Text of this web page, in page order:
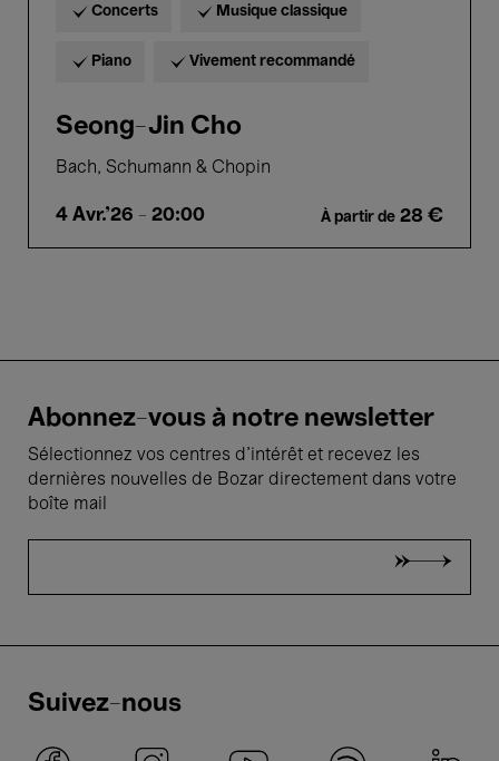
Concerts Musique classique
Piano Vivement recommandé
Seong-Jin Cho
Bach, Schumann & Chopin
4 Avr.'26 - 20:00 À partir de 28 €
Abonnez-vous à notre newsletter
Sélectionnez vos centres d'intérêt et recevez les
dernières nouvelles de Bozar directement dans votre
boîte mail
Suivez-nous